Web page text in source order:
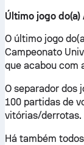
Último jogo do(a)
O último jogo
Campeonato
que acabou com
O separador dos
100 partidas de
vitórias/derrotas.
Há também